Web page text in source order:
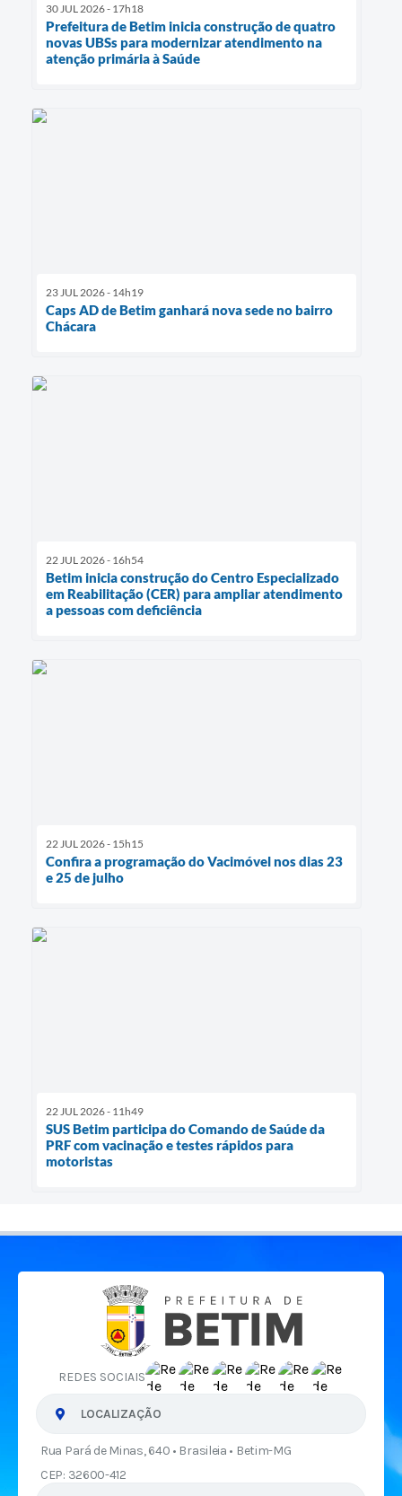
30 JUL 2026 - 17h18
Prefeitura de Betim inicia construção de quatro
novas UBSs para modernizar atendimento na
atenção primária à Saúde
23 JUL 2026 - 14h19
Caps AD de Betim ganhará nova sede no bairro
Chácara
22 JUL 2026 - 16h54
Betim inicia construção do Centro Especializado
em Reabilitação (CER) para ampliar atendimento
a pessoas com deficiência
22 JUL 2026 - 15h15
Confira a programação do Vacimóvel nos dias 23
e 25 de julho
22 JUL 2026 - 11h49
SUS Betim participa do Comando de Saúde da
PRF com vacinação e testes rápidos para
motoristas
REDES SOCIAIS
LOCALIZAÇÃO
Rua Pará de Minas, 640 • Brasileia • Betim-MG
CEP: 32600-412